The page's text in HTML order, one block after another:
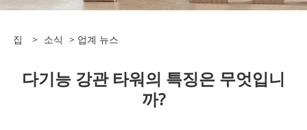
집 > 소식 > 업계 뉴스
다기능 강관 타워의 특징은 무엇입니
까?